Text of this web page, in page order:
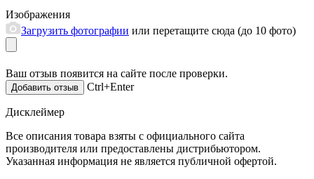
Изображения
Загрузить фотографии или перетащите сюда (до 10 фото)
Ваш отзыв появится на сайте после проверки.
Ctrl+Enter
Дисклеймер
Все описания товара взяты с официального сайта
производителя или предоставлены дистрибьютором.
Указанная информация не является публичной офертой.